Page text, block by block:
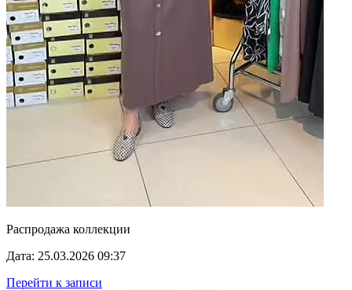
Распродажа коллекции
Дата: 25.03.2026 09:37
Перейти к записи